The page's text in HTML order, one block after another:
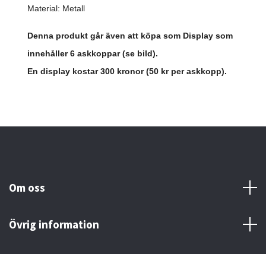
Material: Metall
Denna produkt går även att köpa som Display som
innehåller 6 askkoppar (se bild).
En display kostar 300 kronor (50 kr per askkopp).
Om oss
Övrig information